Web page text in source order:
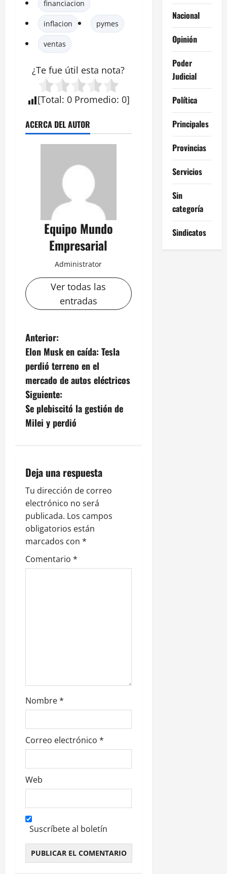
financiacion
inflacion pymes
ventas
¿Te fue útil esta nota?
[Total: 0 Promedio: 0]
ACERCA DEL AUTOR
Equipo Mundo
Empresarial
Administrator
Ver todas las
entradas
N
a
v
e
g
c
i
ó
n
d
e
a
d
a
s
Anterior:
Elon Musk en caída: Tesla
perdió terreno en el
mercado de autos eléctricos
Siguiente:
Se plebiscitó la gestión de
Milei y perdió
Deja una respuesta
Tu dirección de correo
electrónico no será
publicada. Los campos
obligatorios están
marcados con *
Comentario *
Nombre*
Correo electrónico *
Web
Suscríbete al boletín
Nacional
Opinión
Poder
Judicial
Política
Principales
Provincias
Servicios
Sin
categoría
Sindicatos